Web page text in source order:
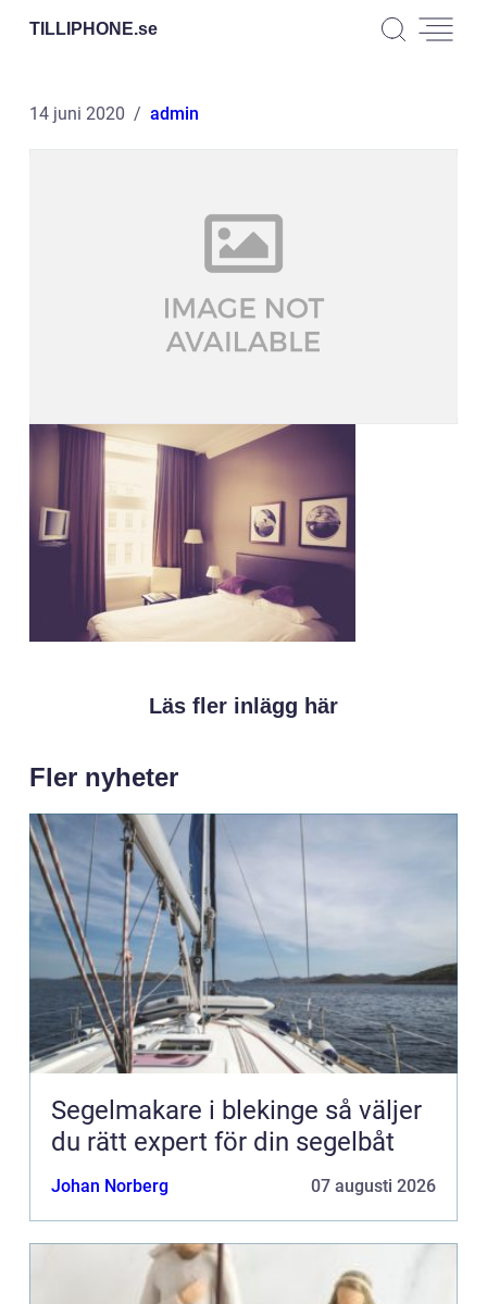
TILLIPHONE.se
14 juni 2020 admin
Läs fler inlägg här
Fler nyheter
Segelmakare i blekinge så väljer
du rätt expert för din segelbåt
Johan Norberg 07 augusti 2026